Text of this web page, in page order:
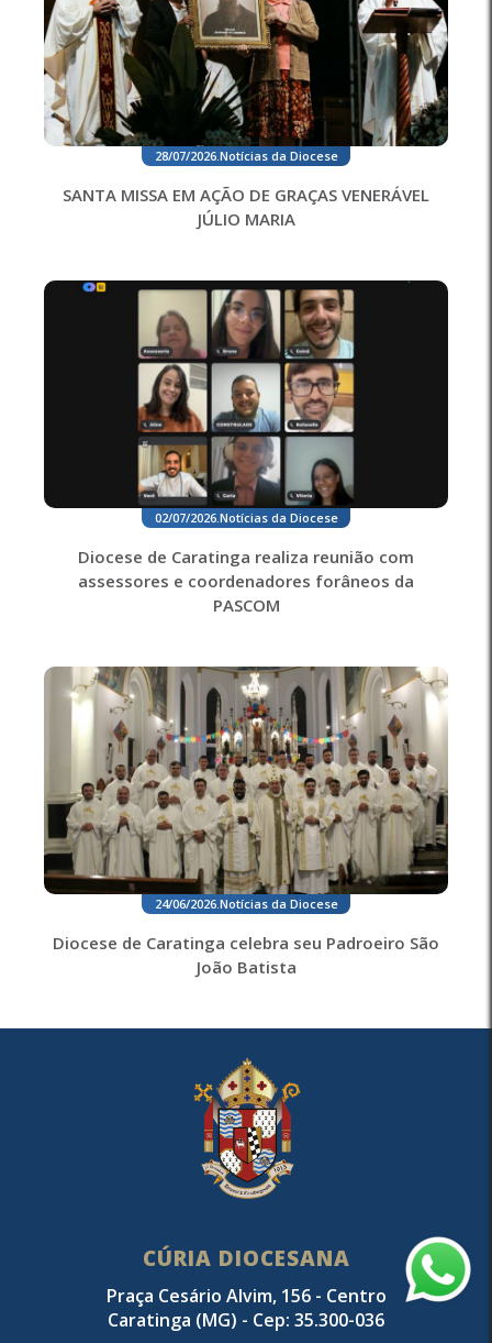
28/07/2026. Notícias da Diocese
SANTA MISSA EM AÇÃO DE GRAÇAS VENERÁVEL
JÚLIO MARIA
02/07/2026. Notícias da Diocese
Diocese de Caratinga realiza reunião com
assessores e coordenadores forâneos da
PASCOM
24/06/2026. Notícias da Diocese
Diocese de Caratinga celebra seu Padroeiro São
João Batista
CÚRIA DIOCESANA
Praça Cesário Alvim, 156 - Centro
Caratinga (MG) - Cep: 35.300-036